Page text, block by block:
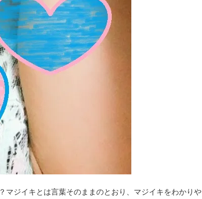
ジイキとは言葉そのままのとおり、マジイキをわかりや